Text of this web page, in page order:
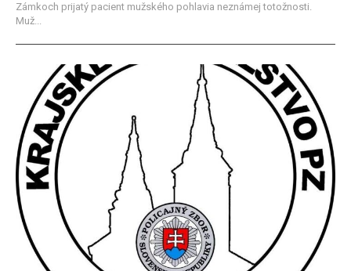
Zámkoch prijatý pacient mužského pohlavia neznámej totožnosti.
Muž...